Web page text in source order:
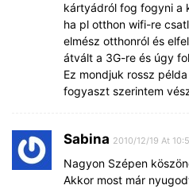
kártyádról fog fogyni a
ha pl otthon wifi-re
elmész otthonról és
átvált a 3G-re és úgy
Ez mondjuk rossz
fogyaszt szerintem
Sabina 2010/12/19 At
Nagyon Szépen
Akkor most már